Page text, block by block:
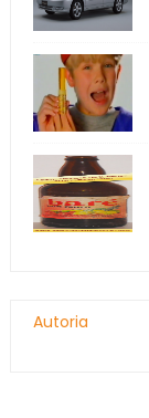
Autoria